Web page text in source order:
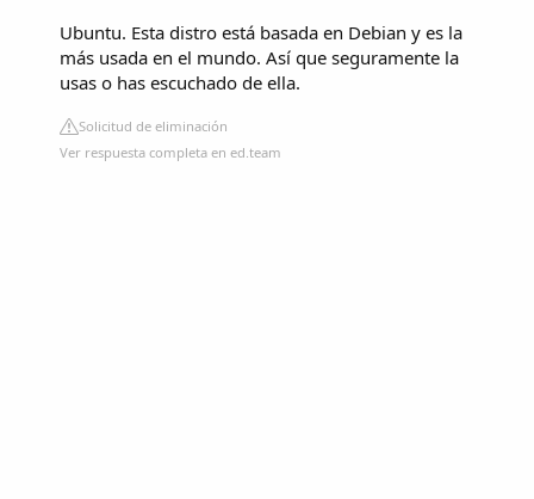
Ubuntu. Esta distro está basada en Debian y es la
más usada en el mundo. Así que seguramente la
usas o has escuchado de ella.
Solicitud de eliminación
Ver respuesta completa en ed.team